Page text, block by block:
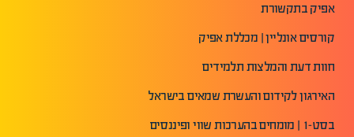
אפיק בתקשורת
קורסים אונליין | מכללת אפיק
חוות דעת והמלצות תלמידים
האירגון לקידום והעשרת שמאים בישראל
בסט-1 | מומחים בהערכות שווי ופיננסים